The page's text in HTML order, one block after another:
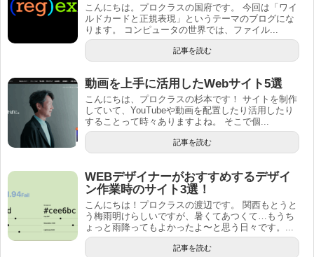
こんにちは。プロクラスの国府です。 今回は「ワイ
ルドカードと正規表現」というテーマのブログにな
ります。 コンピュータの世界では、ファイル...
記事を読む
動画を上手に活用したWebサイト5選
こんにちは、プロクラスの杉本です！ サイトを制作
していて、YouTubeや動画を配置したり活用したり
することって時々ありますよね。 そこで個...
記事を読む
WEBデザイナーがおすすめするデザイ
ン作業時のサイト3選！
こんにちは！プロクラスの渡辺です。 関西もとうと
う梅雨明けらしいですが、暑くてあつくて…もうち
ょっと雨降ってもよかったよ〜と思う日々です。...
記事を読む